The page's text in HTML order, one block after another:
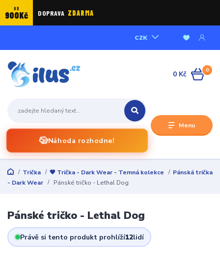
OD
900Kč DOPRAVA ZDARMA
Menu
CZK
🎲Náhoda rozhodne!
0
0 Kč
Trička 🖤 Trička - Dark Wear - Temná kolekce
Pánská trička
- Dark Wear
Pánské tričko - Lethal Dog
Pánské tričko - Lethal Dog
Právě si tento produkt prohlíží12lidí